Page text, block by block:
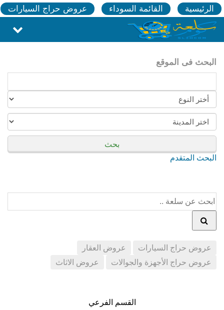
الرئيسية القائمة السوداء عروض حراج السيارات
البحث فى الموقع
بحث
البحث المتقدم
عروض حراج السيارات
عروض العقار
عروض حراج الأجهزة والجوالات
عروض الاثاث
القسم الفرعي